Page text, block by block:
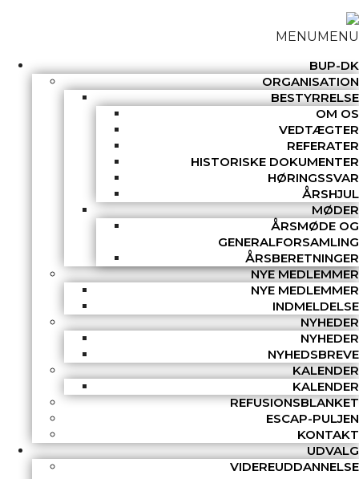
MENUMENU
BUP-DK
ORGANISATION
BESTYRRELSE
OM OS
VEDTÆGTER
REFERATER
HISTORISKE DOKUMENTER
HØRINGSSVAR
ÅRSHJUL
MØDER
ÅRSMØDE OG
GENERALFORSAMLING
ÅRSBERETNINGER
NYE MEDLEMMER
NYE MEDLEMMER
INDMELDELSE
NYHEDER
NYHEDER
NYHEDSBREVE
KALENDER
KALENDER
REFUSIONSBLANKET
ESCAP-PULJEN
KONTAKT
UDVALG
VIDEREUDDANNELSE